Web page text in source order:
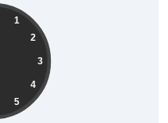
1
2
3
4
5